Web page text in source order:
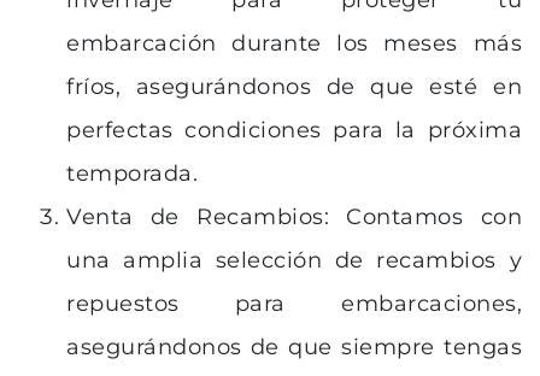
embarcación durante los meses más
fríos, asegurándonos de que esté en
perfectas condiciones para la próxima
temporada.
Venta de Recambios: Contamos con
una amplia selección de recambios y
repuestos para embarcaciones,
asegurándonos de que siempre tengas